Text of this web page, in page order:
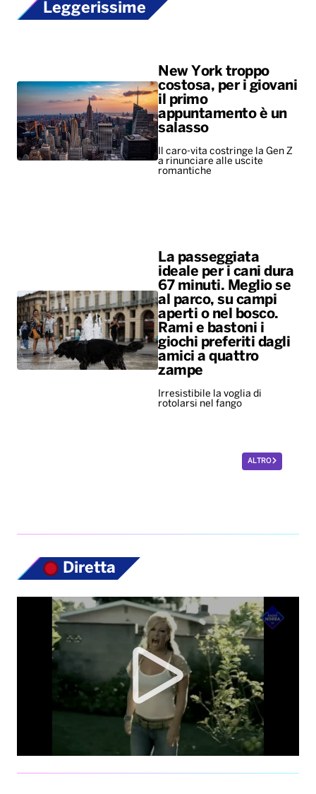
Leggerissime
New York troppo
costosa, per i giovani
il primo
appuntamento è un
salasso
Il caro-vita costringe la Gen Z
a rinunciare alle uscite
romantiche
La passeggiata
ideale per i cani dura
67 minuti. Meglio se
al parco, su campi
aperti o nel bosco.
Rami e bastoni i
giochi preferiti dagli
amici a quattro
zampe
Irresistibile la voglia di
rotolarsi nel fango
ALTRO
Diretta